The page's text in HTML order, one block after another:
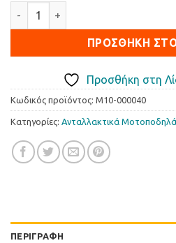
ΠΡΟΣΘΉΚΗ
Προσθήκη στη
Κωδικός προϊόντος: M10-000040
Κατηγορίες: Ανταλλακτικά
ΠΕΡΙΓΡΑΦΉ